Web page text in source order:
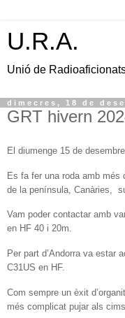
U.R.A.
Unió de
dimecres, 18 de
GRT hivern
El diumenge 15 de
Es fa fer una roda amb més
de la península, Canàries,
Vam poder contactar amb
en HF 40 i 20m.
Per part d’Andorra va estar
C31US en HF.
Com sempre un èxit
més complicat pujar als